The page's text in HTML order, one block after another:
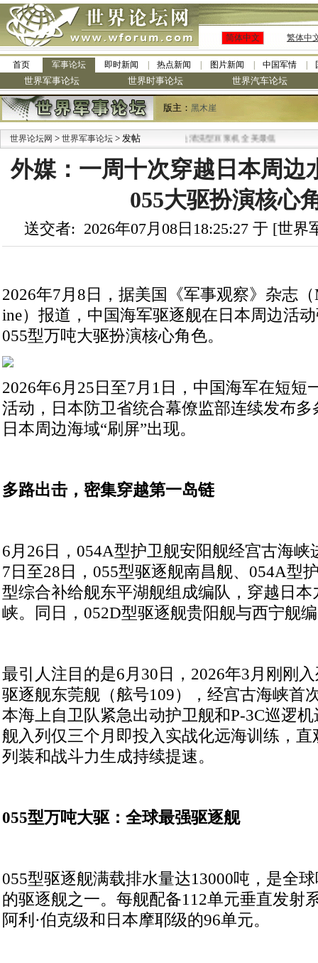
简体中文 繁体中
首页 军事论坛 即时新闻 热点新闻 图片新闻 中国军情
世界军事论坛 世界时事论坛 世界汽车论坛
版主： 黑木崖
世界论坛网 > 世界军事论坛 > 发帖
·九阳全新免清洗型豆浆机 全美最低
外媒：一周十次穿越日本周边
055大驱扮演核心
送交者: 2026年07月08日18:25:27 于 [世
2026年7月8日，据美国《军事观察》杂志（
ine）报道，中国海军驱逐舰在日本周边活
055型万吨大驱扮演核心角色。
2026年6月25日至7月1日，中国海军在短短
活动，日本防卫省统合幕僚监部连续发布
日本周边海域“刷屏”出现。
多路出击，密集穿越第一岛链
6月26日，054A型护卫舰安阳舰经宫古海峡
7日至28日，055型驱逐舰南昌舰、054A型
型综合补给舰东平湖舰组成编队，穿越日
峡。同日，052D型驱逐舰贵阳舰与西宁舰
最引人注目的是6月30日，2026年3月刚刚
驱逐舰东莞舰（舷号109），经宫古海峡首
本海上自卫队紧急出动护卫舰和P-3C巡逻
舰入列仅三个月即投入实战化远海训练，
列装和战斗力生成持续提速。
055型万吨大驱：全球最强驱逐舰
055型驱逐舰满载排水量达13000吨，是全
的驱逐舰之一。每舰配备112单元垂直发射
阿利·伯克级和日本摩耶级的96单元。